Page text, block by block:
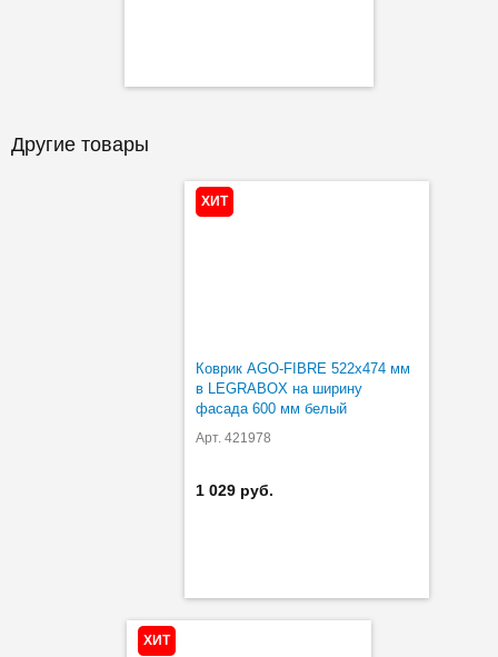
Другие товары
ХИТ
Коврик AGO-FIBRE 522х474 мм
в LEGRABOX на ширину
фасада 600 мм белый
Арт. 421978
1 029 руб.
ХИТ